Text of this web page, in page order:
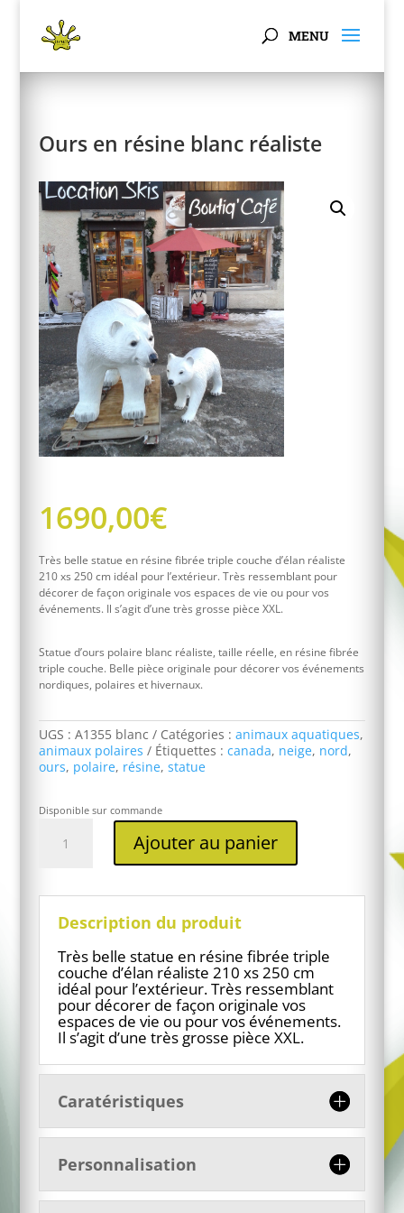
Ours en résine blanc réaliste
1690,00€
Très belle statue en résine fibrée triple couche d’élan réaliste
210 xs 250 cm idéal pour l’extérieur. Très ressemblant pour
décorer de façon originale vos espaces de vie ou pour vos
événements. Il s’agit d’une très grosse pièce XXL.
Statue d’ours polaire blanc réaliste, taille réelle, en résine fibrée
triple couche. Belle pièce originale pour décorer vos événements
nordiques, polaires et hivernaux.
UGS : A1355 blanc Catégories : animaux aquatiques,
animaux polaires
Étiquettes : canada, neige, nord,
ours, polaire, résine, statue
Disponible sur commande
réaliste
Ajouter au panier
Description du produit
Très belle statue en résine fibrée triple
couche d’élan réaliste 210 xs 250 cm
idéal pour l’extérieur. Très ressemblant
pour décorer de façon originale vos
espaces de vie ou pour vos événements.
Il s’agit d’une très grosse pièce XXL.
Caratéristiques
Personnalisation